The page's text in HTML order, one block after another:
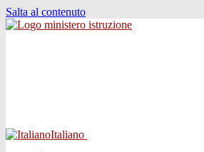
Salta al contenuto
Italiano